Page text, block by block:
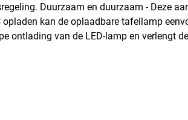
Duurzaam en duurzaam - Deze
kan de oplaadbare tafellamp
ontlading van de LED-lamp en verlengt